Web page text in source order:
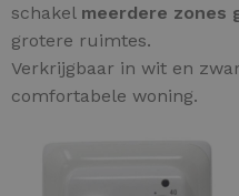
schakel meerdere zones
grotere ruimtes.
Verkrijgbaar in wit en
comfortabele woning.